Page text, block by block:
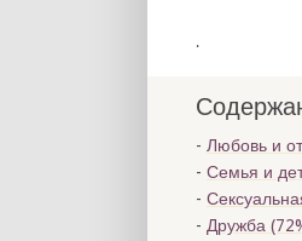
.
Любовь и
Семья и
Дружба